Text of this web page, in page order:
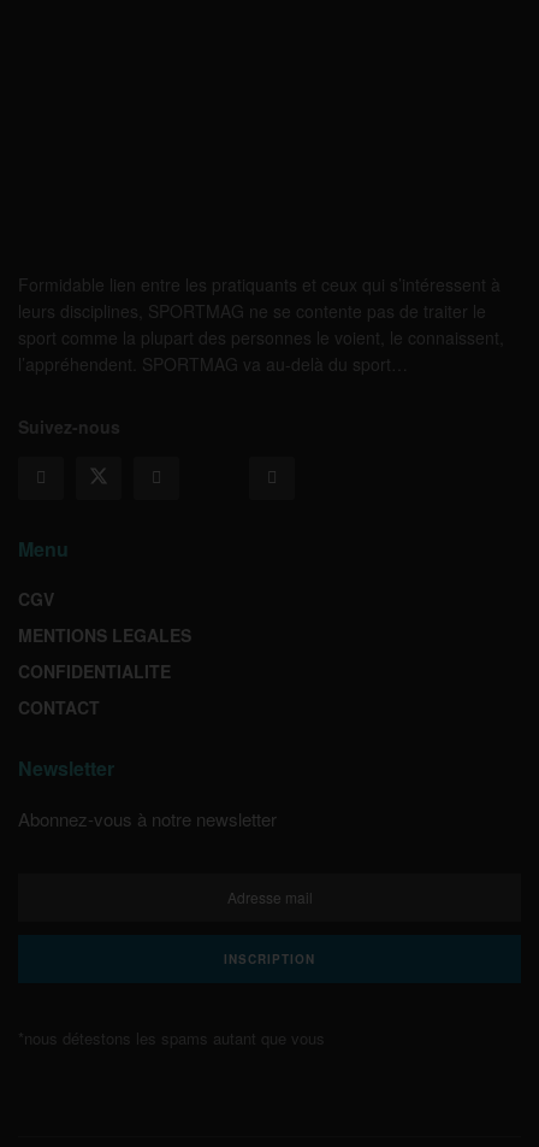
Formidable lien entre les pratiquants et ceux qui s’intéressent à
leurs disciplines, SPORTMAG ne se contente pas de traiter le
sport comme la plupart des personnes le voient, le connaissent,
l’appréhendent. SPORTMAG va au-delà du sport…
Suivez-nous
Menu
CGV
MENTIONS LEGALES
CONFIDENTIALITE
CONTACT
Newsletter
Abonnez-vous à notre newsletter
*nous détestons les spams autant que vous